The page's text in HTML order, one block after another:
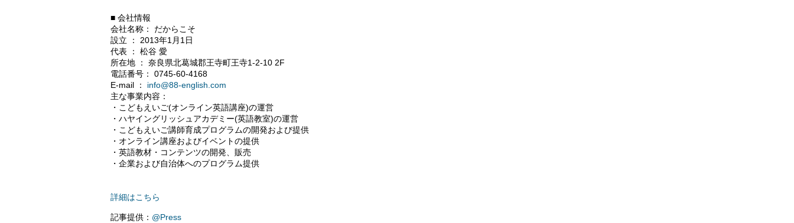
■ 会社情報
会社名称： だからこそ
設立 ： 2013年1月1日
代表 ： 松谷 愛
所在地 ： 奈良県北葛城郡王寺町王寺1-2-10 2F
電話番号： 0745-60-4168
E-mail ： info@88-english.com
主な事業内容：
・こどもえいご(オンライン英語講座)の運営
・ハヤイングリッシュアカデミー(英語教室)の運営
・こどもえいご講師育成プログラムの開発および提供
・オンライン講座およびイベントの提供
・英語教材・コンテンツの開発、販売
・企業および自治体へのプログラム提供
詳細はこちら
記事提供： @Press